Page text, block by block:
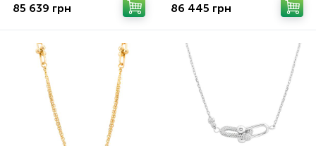
85 639 грн 86 445 грн